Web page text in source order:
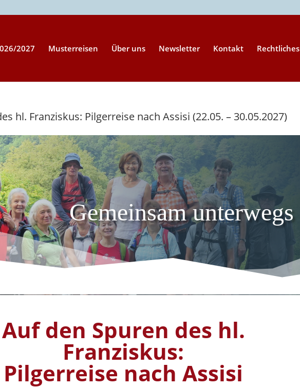
2027 Musterreisen Über uns Newsletter Kontakt Rechtliches
hl. Franziskus: Pilgerreise nach Assisi (22.05. – 30.05.2027)
Gemeinsam unterwegs
Auf den Spuren des hl.
Franziskus:
Pilgerreise nach Assisi